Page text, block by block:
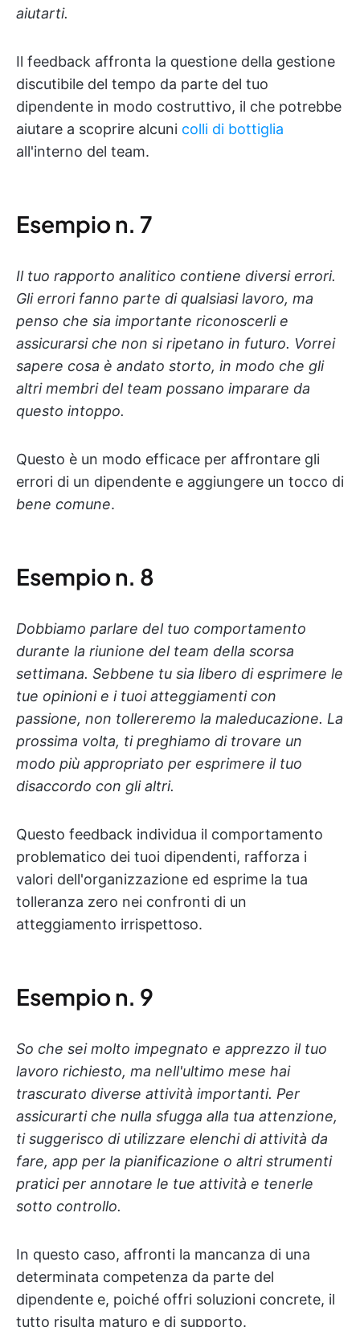
aiutarti.
Il feedback affronta la questione della gestione
discutibile del tempo da parte del tuo
dipendente in modo costruttivo, il che potrebbe
aiutare a scoprire alcuni colli di bottiglia
all'interno del team.
Esempio n. 7
Il tuo rapporto analitico contiene diversi errori.
Gli errori fanno parte di qualsiasi lavoro, ma
penso che sia importante riconoscerli e
assicurarsi che non si ripetano in futuro. Vorrei
sapere cosa è andato storto, in modo che gli
altri membri del team possano imparare da
questo intoppo.
Questo è un modo efficace per affrontare gli
errori di un dipendente e aggiungere un tocco di
bene comune.
Esempio n. 8
Dobbiamo parlare del tuo comportamento
durante la riunione del team della scorsa
settimana. Sebbene tu sia libero di esprimere le
tue opinioni e i tuoi atteggiamenti con
passione, non tollereremo la maleducazione. La
prossima volta, ti preghiamo di trovare un
modo più appropriato per esprimere il tuo
disaccordo con gli altri.
Questo feedback individua il comportamento
problematico dei tuoi dipendenti, rafforza i
valori dell'organizzazione ed esprime la tua
tolleranza zero nei confronti di un
atteggiamento irrispettoso.
Esempio n. 9
So che sei molto impegnato e apprezzo il tuo
lavoro richiesto, ma nell'ultimo mese hai
trascurato diverse attività importanti. Per
assicurarti che nulla sfugga alla tua attenzione,
ti suggerisco di utilizzare elenchi di attività da
fare, app per la pianificazione o altri strumenti
pratici per annotare le tue attività e tenerle
sotto controllo.
In questo caso, affronti la mancanza di una
determinata competenza da parte del
dipendente e, poiché offri soluzioni concrete, il
tutto risulta maturo e di supporto.